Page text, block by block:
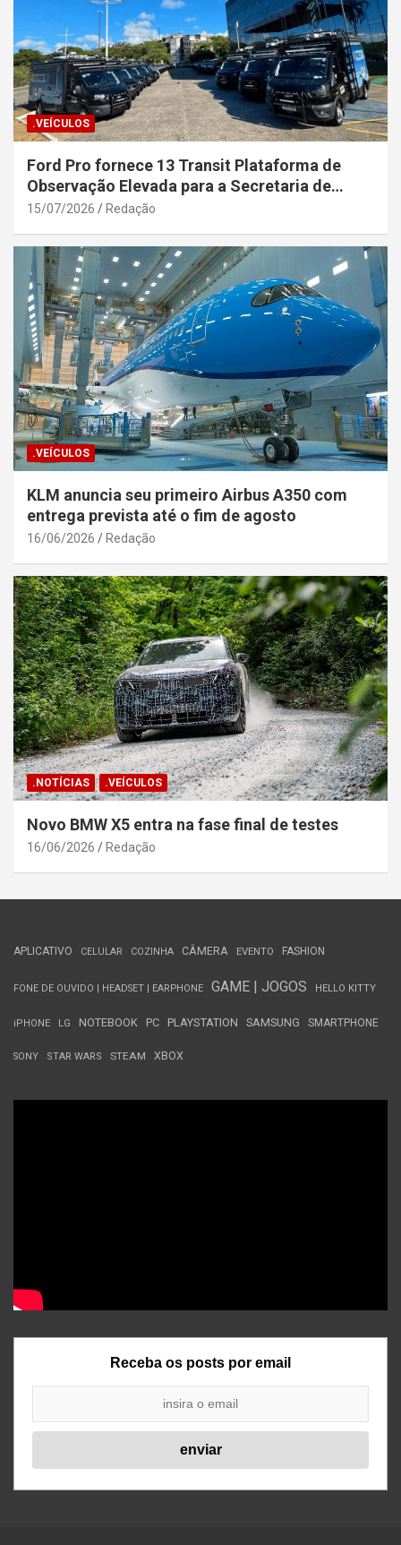
.VEÍCULOS
Ford Pro fornece 13 Transit Plataforma de
Observação Elevada para a Secretaria de
Segurança Pública da Bahia
15/07/2026 Redação
.VEÍCULOS
KLM anuncia seu primeiro Airbus A350 com
entrega prevista até o fim de agosto
16/06/2026 Redação
.NOTÍCIAS .VEÍCULOS
Novo BMW X5 entra na fase final de testes
16/06/2026 Redação
APLICATIVO CELULAR COZINHA CÂMERA EVENTO FASHION
FONE DE OUVIDO | HEADSET | EARPHONE GAME | JOGOS HELLO KITTY
iPHONE LG NOTEBOOK PC PLAYSTATION SAMSUNG SMARTPHONE
SONY STAR WARS STEAM XBOX
Receba os posts por email